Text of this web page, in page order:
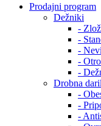
Prodajni program
Dežniki
-
-
-
-
-
Drobna
-
-
-